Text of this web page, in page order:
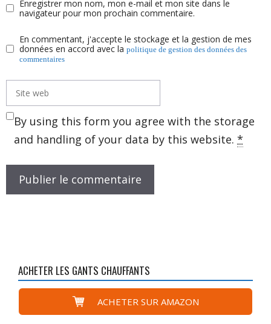
Enregistrer mon nom, mon e-mail et mon site dans le
navigateur pour mon prochain commentaire.
En commentant, j'accepte le stockage et la gestion de mes
données en accord avec la politique de gestion des données des
commentaires
Site
web
By using this form you agree with the storage
and handling of your data by this website. *
ACHETER LES GANTS CHAUFFANTS
ACHETER SUR AMAZON